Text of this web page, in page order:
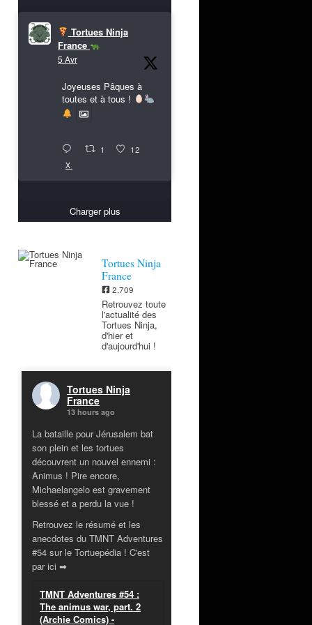
Tortues Ninja
France
5 Avr
Joyeuses Pâques à
toutes et à tous !
1 12
X
Charger plus
Tortues Ninja
France
2,709
Retrouvez toute
l'actualité des
Tortues Ninja,
d'hier et
d'aujourd'hui !
Tortues Ninja
France
13 hours ago
La bataille pour Jérusalem bat
son plein et les tortues
découvrent un nouvel ennemi :
Animus ! Pire encore,
Michaelangelo est gravement
blessé et a perdu la vue !
Retrouvez le résumé et les
anecdotes du TMNT Adventures
#54 sur le Tortuepédia ! C'est
par ici ➡
TMNT Adventures #54 :
The animus war, part. 2
(Archie Comics) -